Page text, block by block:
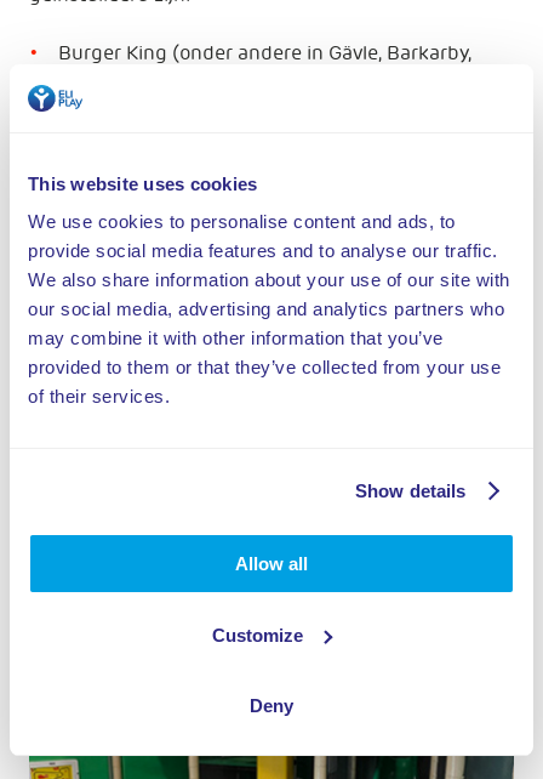
This website uses cookies
We use cookies to personalise content and ads, to
provide social media features and to analyse our traffic.
We also share information about your use of our site with
our social media, advertising and analytics partners who
may combine it with other information that you’ve
provided to them or that they’ve collected from your use
of their services.
Show details
Allow all
Customize
Deny
Burger King (onder andere in Gävle, Barkarby,
Hedensted)
Amsterdam en Groningen)
Family Hulst en Axel
Halal Fried Chicken Breda en Haarlem
FC Kip Rotterdam
Sunset Boulevard (onder andere in Næstved,
Korsør, Taastrup, Nørresundby, Risskov,
Sønderborg, Hillerød en Haderslev)